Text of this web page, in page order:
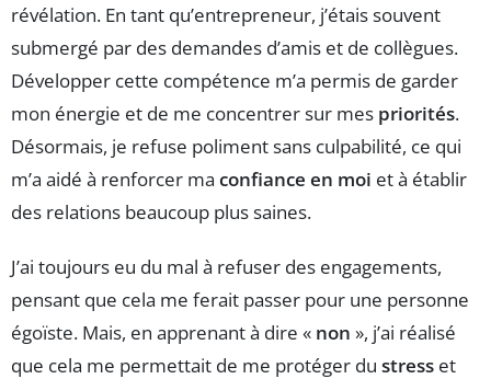
révélation. En tant qu’entrepreneur, j’étais souvent
submergé par des demandes d’amis et de collègues.
Développer cette compétence m’a permis de garder
mon énergie et de me concentrer sur mes priorités.
Désormais, je refuse poliment sans culpabilité, ce qui
m’a aidé à renforcer ma confiance en moi et à établir
des relations beaucoup plus saines.
J’ai toujours eu du mal à refuser des engagements,
pensant que cela me ferait passer pour une personne
égoïste. Mais, en apprenant à dire « non », j’ai réalisé
que cela me permettait de me protéger du stress et